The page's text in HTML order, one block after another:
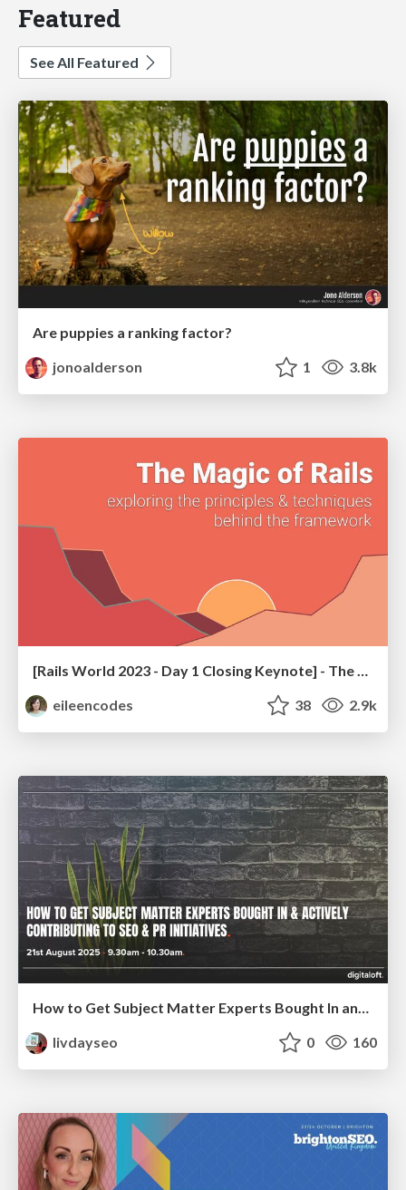
Featured
See All Featured
Are puppies a ranking factor?
jonoalderson
1 3.8k
[Rails World 2023 - Day 1 Closing Keynote] - The Magic of Rails
eileencodes
38 2.9k
How to Get Subject Matter Experts Bought In and Actively Contributing to SEO & PR Initiatives.
livdayseo
0 160